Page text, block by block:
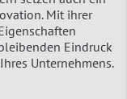
Mit ihrer
Eindruck
Unternehmens.